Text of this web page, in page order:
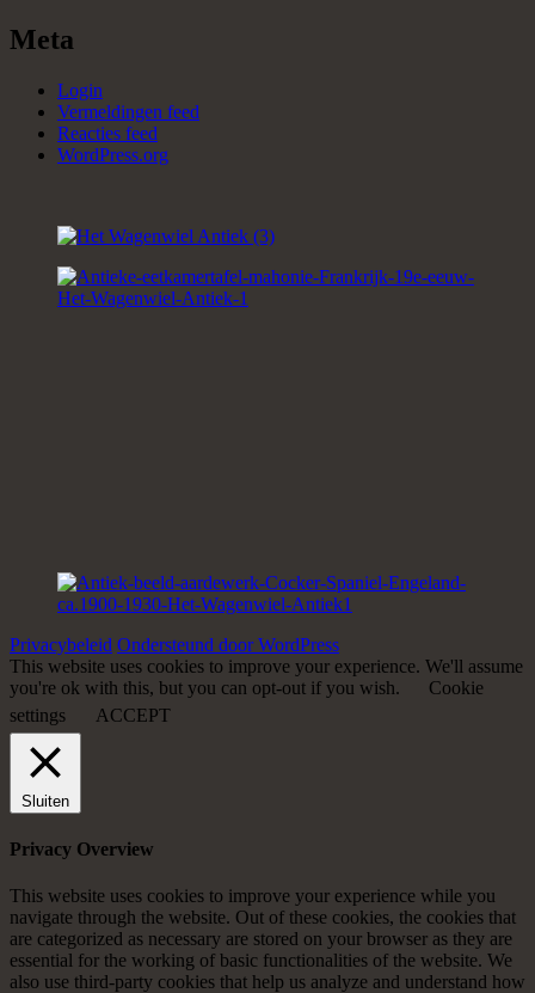
Meta
Login
Vermeldingen feed
Reacties feed
WordPress.org
Privacybeleid Ondersteund door WordPress
This website uses cookies to improve your experience. We'll assume
you're ok with this, but you can opt-out if you wish.
Cookie
settings
ACCEPT
Sluiten
Privacy Overview
This website uses cookies to improve your experience while you
navigate through the website. Out of these cookies, the cookies that
are categorized as necessary are stored on your browser as they are
essential for the working of basic functionalities of the website. We
also use third-party cookies that help us analyze and understand how